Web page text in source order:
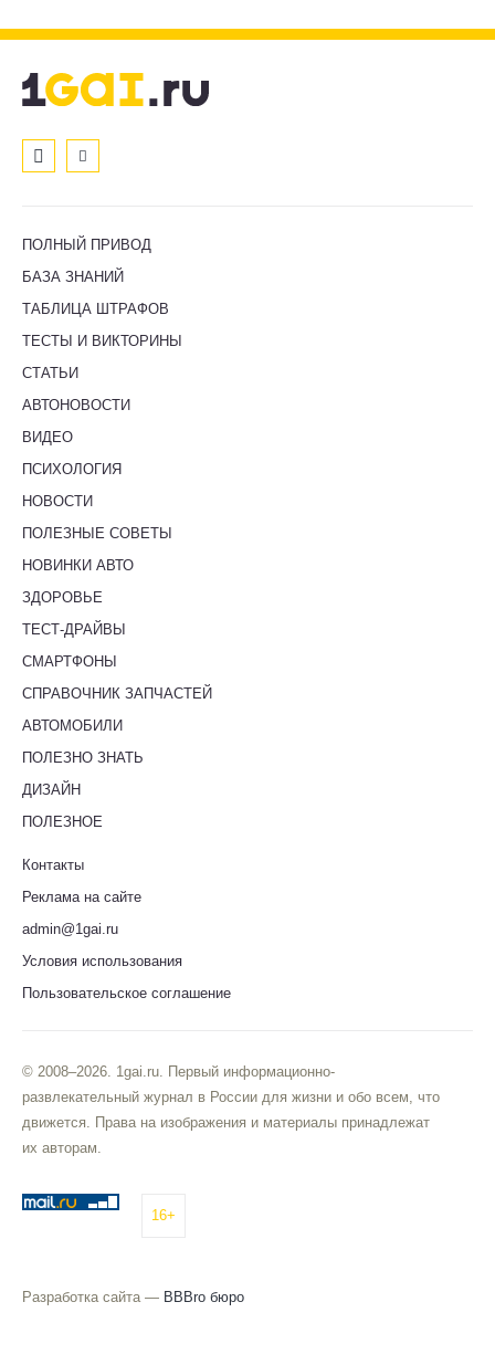
ПОЛНЫЙ ПРИВОД
БАЗА ЗНАНИЙ
ТАБЛИЦА ШТРАФОВ
ТЕСТЫ И ВИКТОРИНЫ
СТАТЬИ
АВТОНОВОСТИ
ВИДЕО
ПСИХОЛОГИЯ
НОВОСТИ
ПОЛЕЗНЫЕ СОВЕТЫ
НОВИНКИ АВТО
ЗДОРОВЬЕ
ТЕСТ-ДРАЙВЫ
СМАРТФОНЫ
СПРАВОЧНИК ЗАПЧАСТЕЙ
АВТОМОБИЛИ
ПОЛЕЗНО ЗНАТЬ
ДИЗАЙН
ПОЛЕЗНОЕ
Контакты
Реклама на сайте
admin@1gai.ru
Условия использования
Пользовательское соглашение
© 2008–2026. 1gai.ru. Первый информационно-
развлекательный журнал в России для жизни и обо всем, что
движется. Права на изображения и материалы принадлежат
их авторам.
16+
Разработка сайта — BBBro бюро